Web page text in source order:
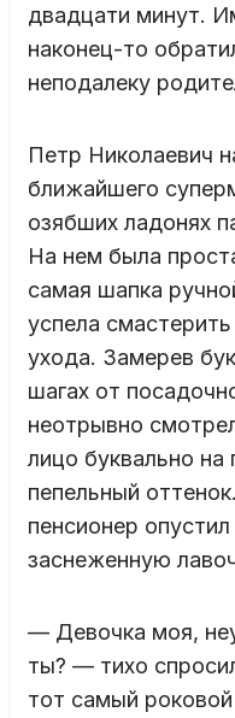
двадцати минут.
наконец-то
неподалеку
Петр Николаевич
ближайшего
озябших ладонях
На нем была
самая шапка
успела
ухода. Замерев
шагах от
неотрывно
лицо буквально на
пепельный
пенсионер
заснеженную
— Девочка моя,
ты? — тихо
тот самый